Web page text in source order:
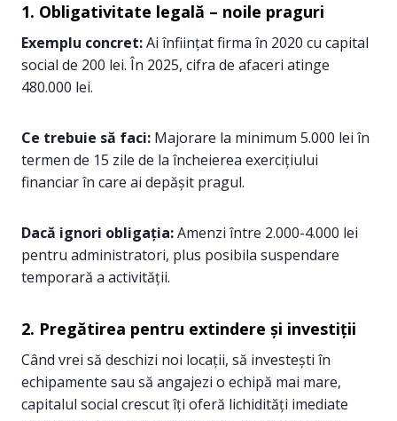
1. Obligativitate legală – noile praguri
Exemplu concret:Ai înființat firma în 2020 cu capital
social de 200 lei. În 2025, cifra de afaceri atinge
480.000 lei.
Ce trebuie să faci: Majorare la minimum 5.000 lei în
termen de 15 zile de la încheierea exercițiului
financiar în care ai depășit pragul.
Dacă ignori obligația:Amenzi între 2.000-4.000 lei
pentru administratori, plus posibila suspendare
temporară a activității.
2. Pregătirea pentru extindere și investiții
Când vrei să deschizi noi locații, să investești în
echipamente sau să angajezi o echipă mai mare,
capitalul social crescut îți oferă lichidități imediate